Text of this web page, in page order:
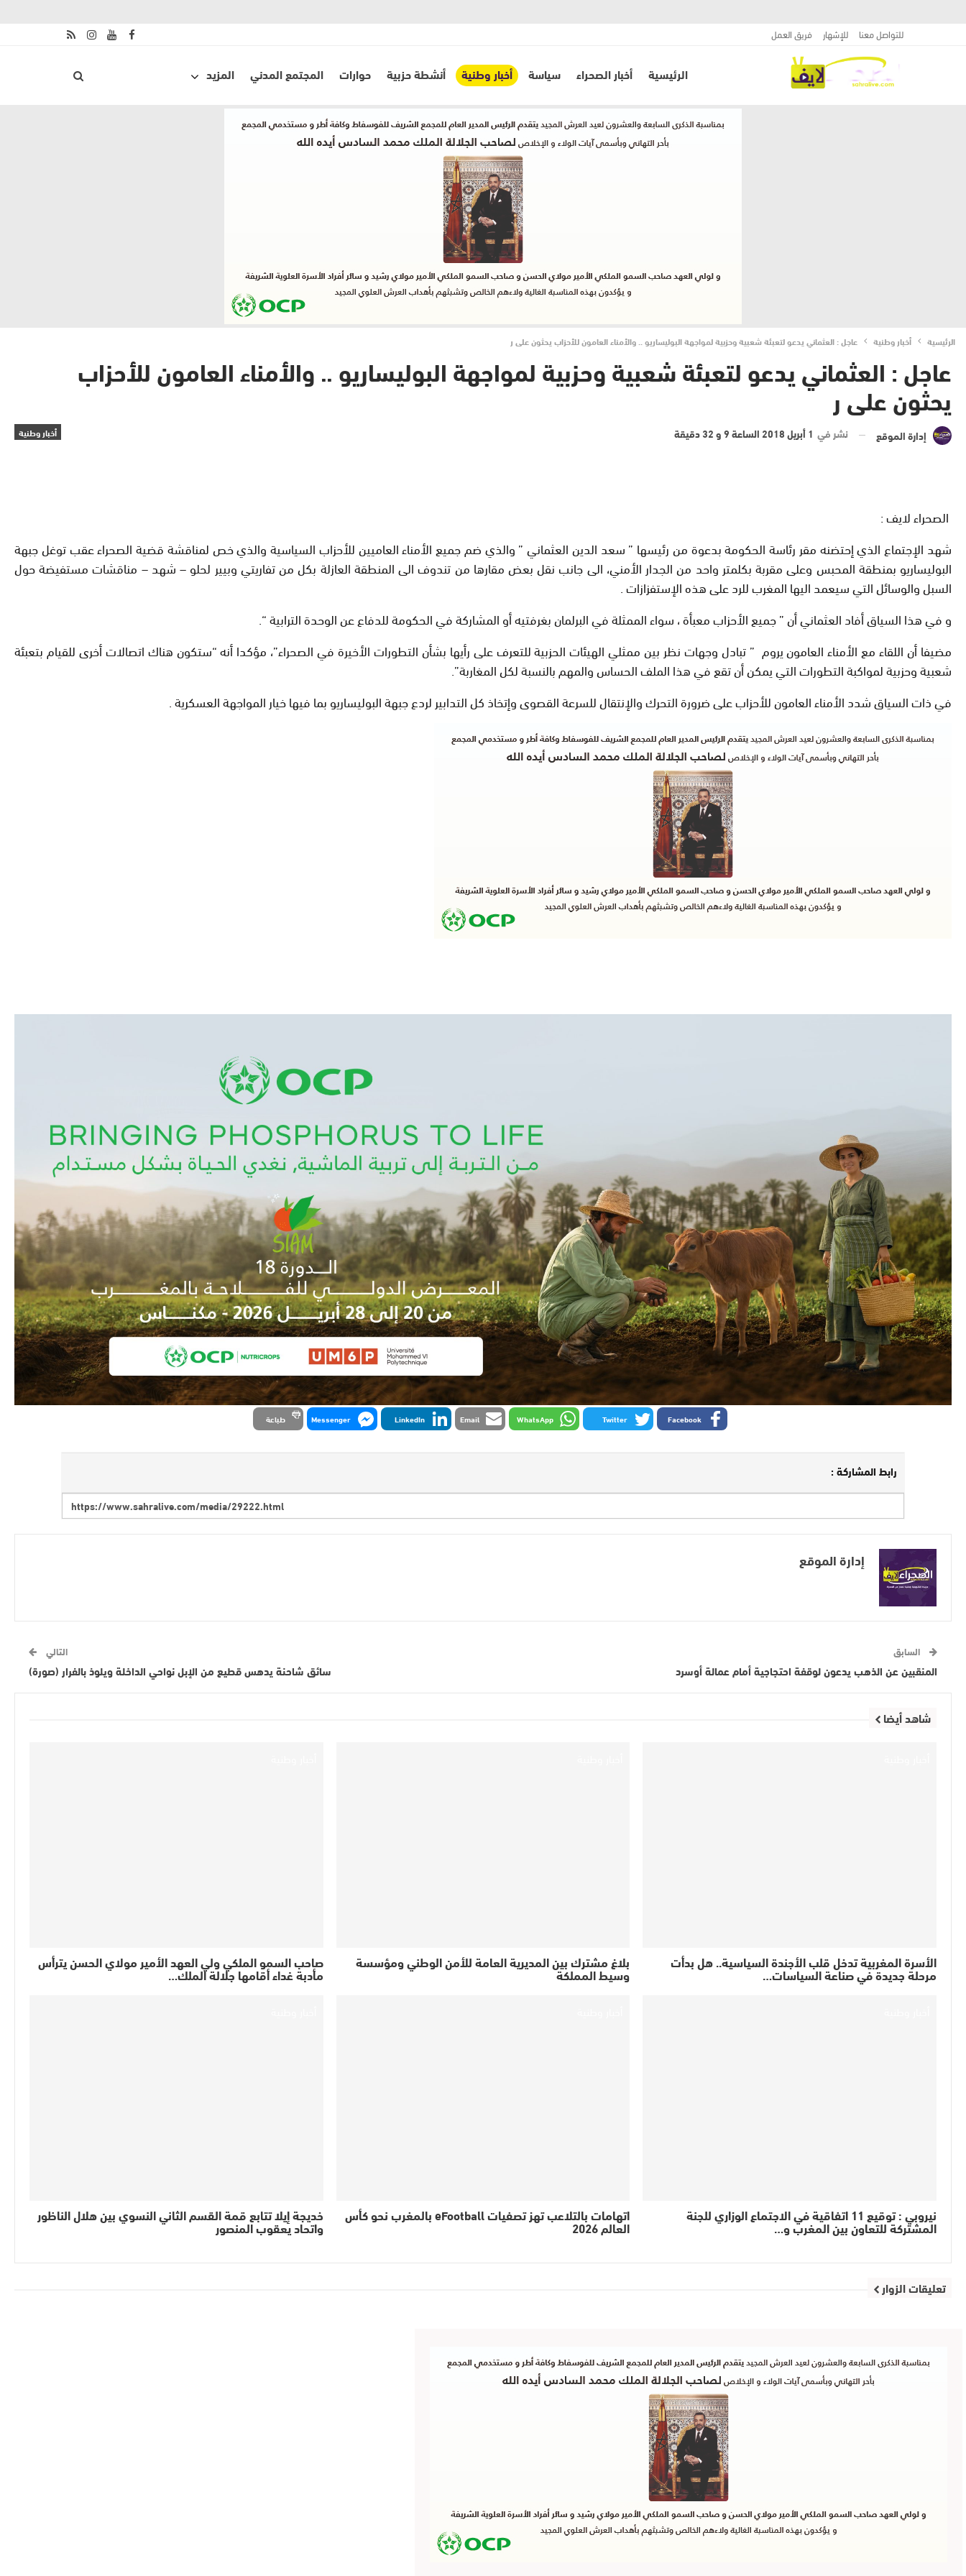
للتواصل معنا للإشهار فريق العمل
الرئيسية أخبار الصحراء سياسة أخبار وطنية أنشطة حزبية حوارات المجتمع المدني المزيد
الرئيسية أخبار وطنية عاجل : العثماني يدعو لتعبئة شعبية وحزبية لمواجهة البوليساريو .. والأمناء العامون للأحزاب يحثون على ر
عاجل : العثماني يدعو لتعبئة شعبية وحزبية لمواجهة البوليساريو .. والأمناء العامون للأحزاب
يحثون على ر
أخبار وطنية إدارة الموقع نشر في 1 أبريل 2018 الساعة 9 و 32 دقيقة
الصحراء لايف :
شهد الإجتماع الذي إحتضنه مقر رئاسة الحكومة بدعوة من رئيسها ” سعد الدين العثماني ” والذي ضم جميع الأمناء العاميين للأحزاب السياسية والذي خص لمناقشة قضية الصحراء عقب توغل جبهة
البوليساريو بمنطقة المحبس وعلى مقربة بكلمتر واحد من الجدار الأمني، الى جانب نقل بعض مقارها من تندوف الى المنطقة العازلة بكل من تفاريتي وبيير لحلو – شهد – مناقشات مستفيضة حول
السبل والوسائل التي سيعمد اليها المغرب للرد على هذه الإستفزازات .
و في هذا السياق أفاد العثماني أن ” جميع الأحزاب معبأة ، سواء الممثلة في البرلمان بغرفتيه أو المشاركة في الحكومة للدفاع عن الوحدة الترابية “.
مضيفا أن اللقاء مع الأمناء العامون يروم ” تبادل وجهات نظر بين ممثلي الهيئات الحزبية للتعرف على رأيها بشأن التطورات الأخيرة في الصحراء”، مؤكدا أنه “ستكون هناك اتصالات أخرى للقيام بتعبئة
شعبية وحزبية لمواكبة التطورات التي يمكن أن تقع في هذا الملف الحساس والمهم بالنسبة لكل المغاربة”.
في ذات السياق شدد الأمناء العامون للأحزاب على ضرورة التحرك والإنتقال للسرعة القصوى وإتخاذ كل التدابير لردع جبهة البوليساريو بما فيها خيار المواجهة العسكرية .
Facebook
Twitter
WhatsApp
Email
LinkedIn
Messenger طباعة
رابط المشاركة :
إدارة الموقع
السابق
المنقبين عن الذهب يدعون لوقفة احتجاجية أمام عمالة أوسرد
التالي
سائق شاحنة يدهس قطيع من الإبل نواحي الداخلة ويلوذ بالفرار (صورة)
شاهد أيضا
الأسرة المغربية تدخل قلب الأجندة السياسية.. هل بدأت
مرحلة جديدة في صناعة السياسات…
بلاغ مشترك بين المديرية العامة للأمن الوطني ومؤسسة
وسيط المملكة
صاحب السمو الملكي ولي العهد الأمير مولاي الحسن يترأس
مأدبة غداء أقامها جلالة الملك…
نيروبي : توقيع 11 اتفاقية في الاجتماع الوزاري للجنة
المشتركة للتعاون بين المغرب و…
اتهامات بالتلاعب تهز تصفيات eFootball بالمغرب نحو كأس
العالم 2026
خديجة إيلا تتابع قمة القسم الثاني النسوي بين هلال الناظور
واتحاد يعقوب المنصور
تعليقات الزوار